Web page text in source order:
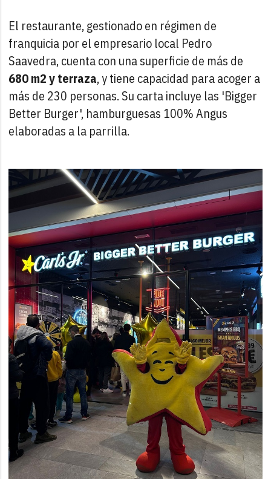
El restaurante, gestionado en régimen de
franquicia por el empresario local Pedro
Saavedra, cuenta con una superficie de más de
680 m2 y terraza, y tiene capacidad para acoger a
más de 230 personas. Su carta incluye las 'Bigger
Better Burger', hamburguesas 100% Angus
elaboradas a la parrilla.